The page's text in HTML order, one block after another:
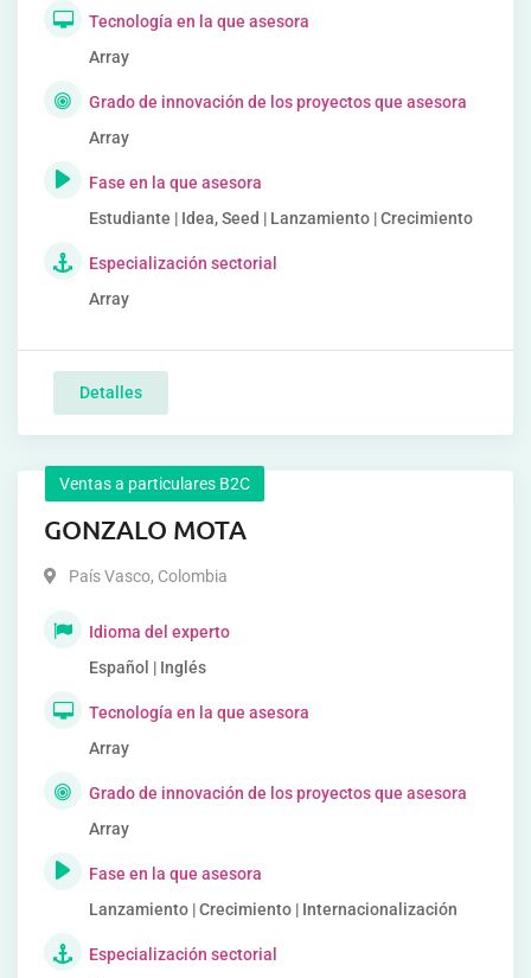
Tecnología en la que asesora
Array
Grado de innovación de los proyectos que asesora
Array
Fase en la que asesora
Estudiante | Idea, Seed | Lanzamiento | Crecimiento
Especialización sectorial
Array
Detalles
Ventas a particulares B2C
GONZALO MOTA
País Vasco, Colombia
Idioma del experto
Español | Inglés
Tecnología en la que asesora
Array
Grado de innovación de los proyectos que asesora
Array
Fase en la que asesora
Lanzamiento | Crecimiento | Internacionalización
Especialización sectorial